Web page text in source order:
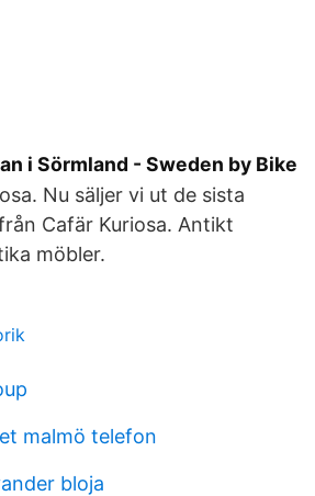
i Sörmland - Sweden by Bike
Nu säljer vi ut de sista
Cafär Kuriosa. Antikt
möbler.
malmö telefon
bloja